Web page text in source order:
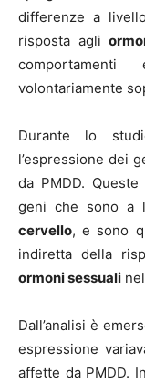
differenze a
risposta agli
volontariamente
Durante lo
l’espressione dei
da PMDD.
geni che sono a
cervello, e sono
indiretta della
ormoni sessuali
Dall’analisi è
espressione
affette da PMDD.